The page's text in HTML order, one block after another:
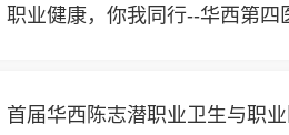
职业健康，你我同行--华西第
首届华西陈志潜职业卫生与职